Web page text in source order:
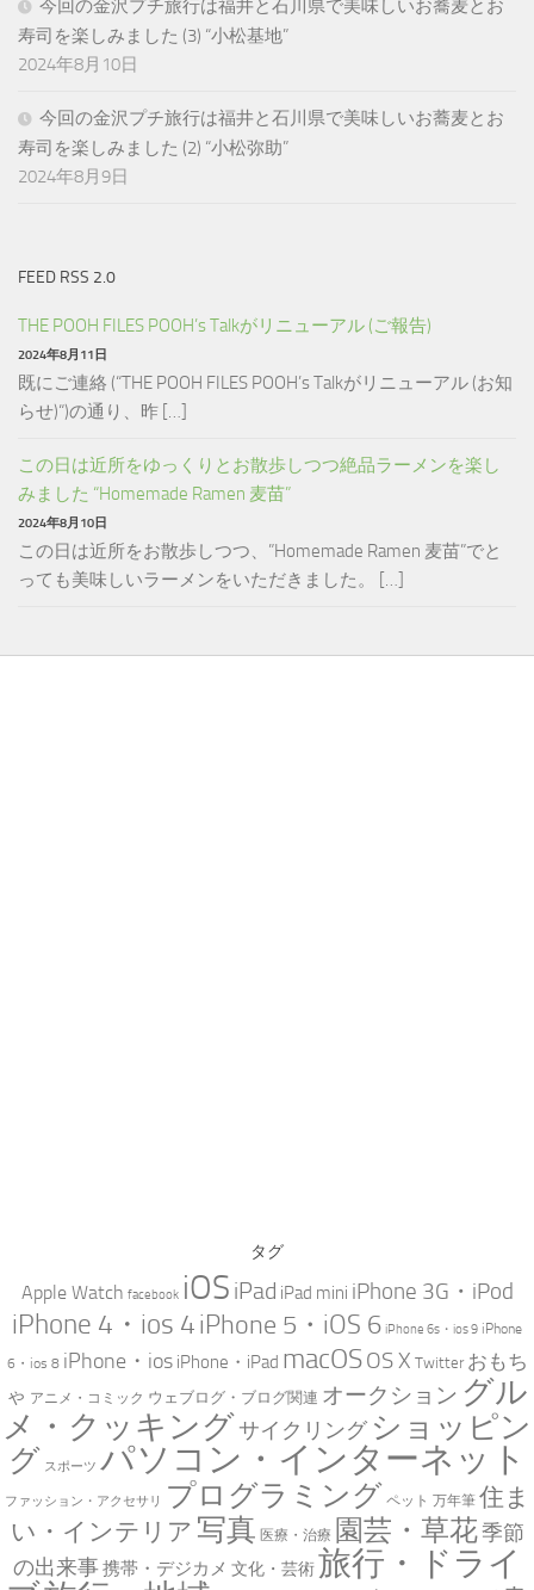
今回の金沢プチ旅行は福井と石川県で美味しいお蕎麦とお
寿司を楽しみました (3) “小松基地”
2024年8月10日
今回の金沢プチ旅行は福井と石川県で美味しいお蕎麦とお
寿司を楽しみました (2) “小松弥助”
2024年8月9日
FEED RSS 2.0
THE POOH FILES POOH’s Talkがリニューアル (ご報告)
2024年8月11日
既にご連絡 (“THE POOH FILES POOH’s Talkがリニューアル (お知
らせ)“)の通り、昨 […]
この日は近所をゆっくりとお散歩しつつ絶品ラーメンを楽し
みました “Homemade Ramen 麦苗”
2024年8月10日
この日は近所をお散歩しつつ、”Homemade Ramen 麦苗”でと
っても美味しいラーメンをいただきました。 […]
タグ
Apple Watch facebook iOS iPad iPad mini iPhone 3G・iPod
iPhone 4・ios 4iPhone 5・iOS 6 iPhone 6s・ios 9 iPhone
6・ios 8 iPhone・ios iPhone・iPad macOS OS X Twitter おもち
ゃ アニメ・コミック ウェブログ・ブログ関連 オークション グル
メ・クッキングサイクリング ショッピン
グ スポーツ パソコン・インターネット
ファッション・アクセサリ プログラミング ペット 万年筆 住ま
い・インテリア 写真 医療・治療 園芸・草花季節
の出来事携帯・デジカメ 文化・芸術 旅行・ドライ